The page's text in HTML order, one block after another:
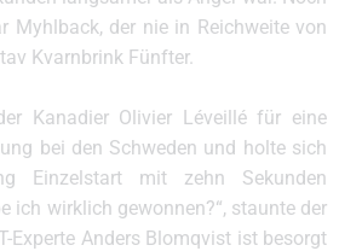
Myhlback, der nie in Reichweite von
Kvarnbrink Fünfter.
Kanadier Olivier Léveillé für eine
bei den Schweden und holte sich
Einzelstart mit zehn Sekunden
ich wirklich gewonnen?“, staunte der
Experte Anders Blomqvist ist besorgt